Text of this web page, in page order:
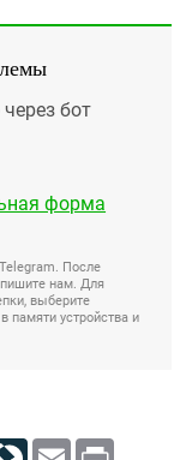
бот
форма
После
нам. Для
выберите
памяти устройства и
LiveJournal
Email Print